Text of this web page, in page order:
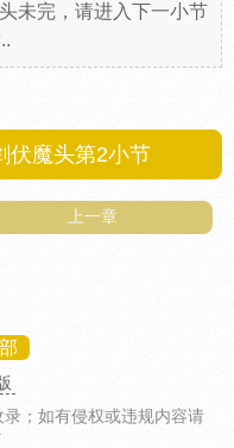
未完，请进入下一小节
伏魔头第2小节
上一章
录 ；如有侵权或违规内容请